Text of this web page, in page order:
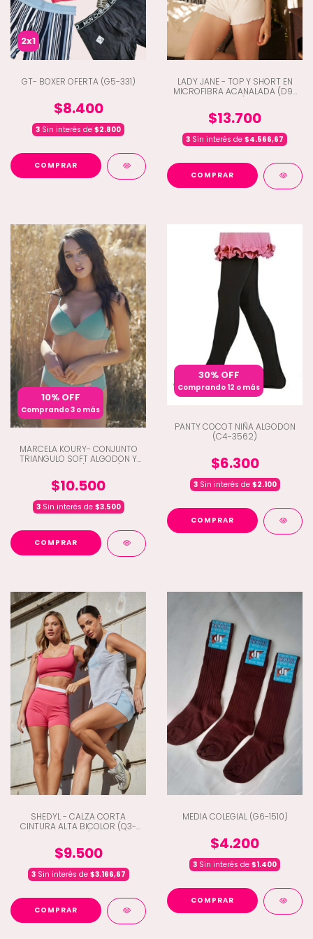
2x1
GT- BOXER OFERTA (G5-331)
$8.400
3 Sin interés de $2.800
COMPRAR
LADY JANE - TOP Y SHORT EN
MICROFIBRA ACANALADA (D9-
$13.700
3 Sin interés de $4.566,67
COMPRAR
10% OFF
Comprando 3 o más
MARCELA KOURY- CONJUNTO
TRIANGULO SOFT ALGODON Y
$10.500
3Sin interés de $3.500
COMPRAR
30% OFF
Comprando 12 o más
PANTY COCOT NIÑA ALGODON
(C4-3562)
$6.300
3Sin interés de $2.100
COMPRAR
SHEDYL - CALZA CORTA
CINTURA ALTA BICOLOR (Q3-
$9.500
3Sin interés de $3.166,67
COMPRAR
MEDIA COLEGIAL (G6-1510)
$4.200
3 Sin interés de $1.400
COMPRAR